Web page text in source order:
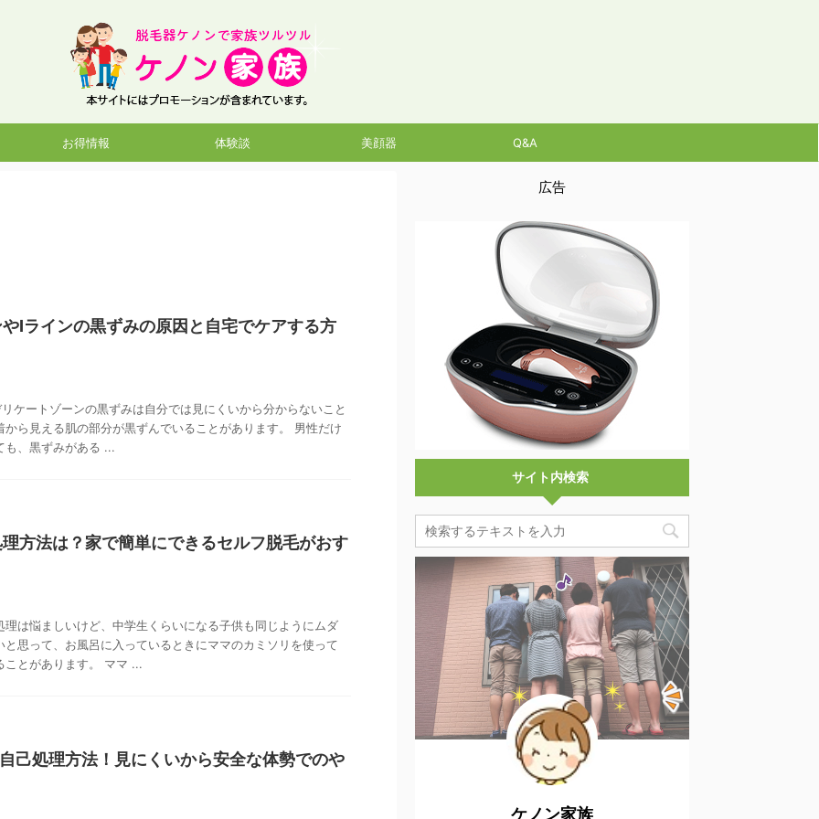
お得情報 体験談 美顔器 Q&A
Iラインの黒ずみの原因と自宅でケアする方
ケートゾーンの黒ずみは自分では見にくいから分からないこと
から見える肌の部分が黒ずんでいることがあります。 男性だけ
も、黒ずみがある ...
方法は？家で簡単にできるセルフ脱毛がおす
理は悩ましいけど、中学生くらいになる子供も同じようにムダ
と思って、お風呂に入っているときにママのカミソリを使って
ことがあります。 ママ ...
己処理方法！見にくいから安全な体勢でのや
広告
サイト内検索
ケノン家族